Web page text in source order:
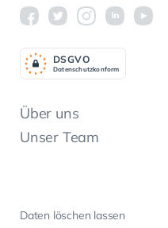
Über uns
Unser Team
Daten löschen lassen
Datenschutzkonform
DSGVO